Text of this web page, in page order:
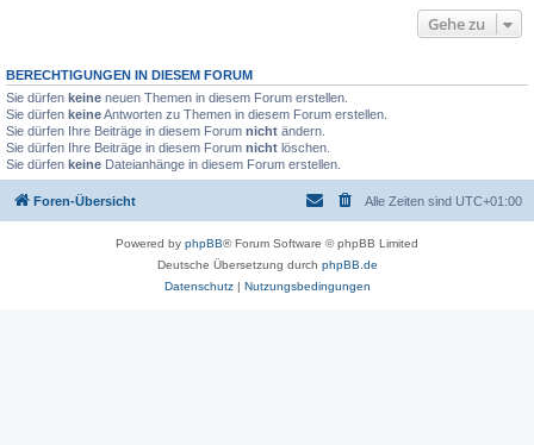
Gehe zu
BERECHTIGUNGEN IN DIESEM FORUM
Sie dürfen keine neuen Themen in diesem Forum erstellen.
Sie dürfen keineAntworten zu Themen in diesem Forum erstellen.
Sie dürfen Ihre Beiträge in diesem Forum nicht ändern.
Sie dürfen Ihre Beiträge in diesem Forum nicht löschen.
Sie dürfen keine Dateianhänge in diesem Forum erstellen.
Foren-Übersicht Alle Zeiten sind UTC+01:00
Powered by phpBB® Forum Software © phpBB Limited
Deutsche Übersetzung durch phpBB.de
Datenschutz| Nutzungsbedingungen